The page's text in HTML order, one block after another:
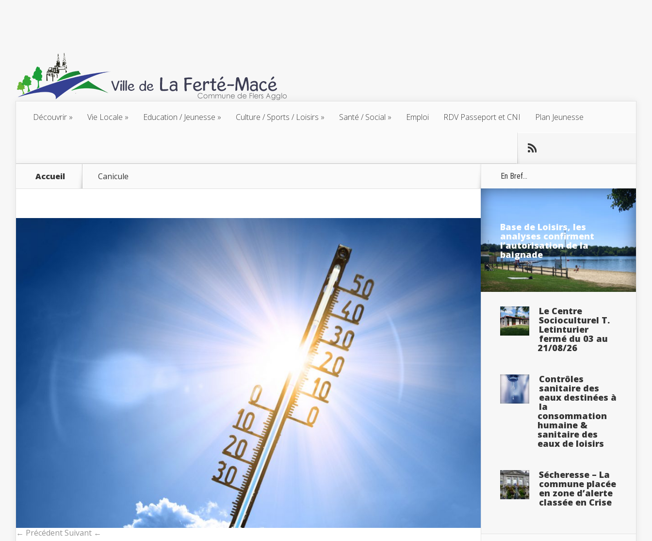
Découvrir Vie Locale Education / Jeunesse Culture / Sports / Loisirs Santé / Social Emploi RDV Passeport et CNI Plan Jeunesse
Accueil Canicule
← Précédent Suivant ←
En Bref...
Base de Loisirs, les
analyses confirment
l’autorisation de la
baignade
Le Centre
Socioculturel T.
Letinturier
fermé du 03 au
21/08/26
Contrôles
sanitaire des
eaux destinées à
la
consommation
humaine &
sanitaire des
eaux de loisirs
Sécheresse – La
commune placée
en zone d’alerte
classée en Crise